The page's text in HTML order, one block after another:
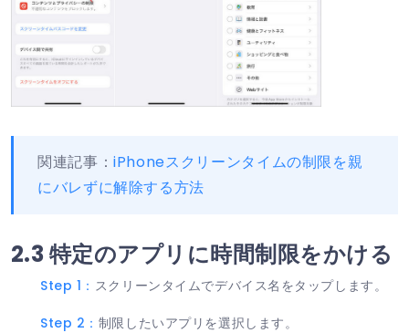
関連記事：iPhoneスクリーンタイムの制限を親
にバレずに解除する方法
2.3 特定のアプリに時間制限をかける
Step 1： スクリーンタイムでデバイス名をタップします。
Step 2： 制限したいアプリを選択します。